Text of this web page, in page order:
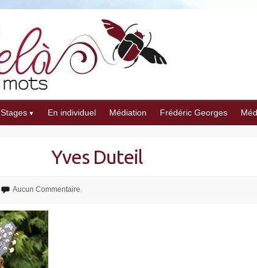
Stages En individuel Médiation Frédéric Georges
Yves Duteil
Aucun Commentaire